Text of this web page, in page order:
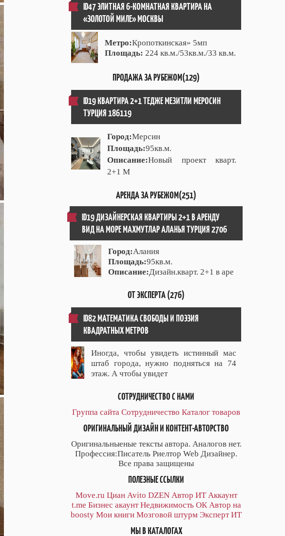
ID47 ЭЛИТНАЯ 6-КОМНАТНАЯ КВАРТИРА НА
«ЗОЛОТОЙ МИЛЕ» МОСКВЫ
Метро:Кропоткинская» 5мп
Площадь: 224 кв.м./53кв.м./33 кв.м.
ПРОДАЖА ЗА РУБЕЖОМ(129)
ID19 КВАРТИРА 2+1 ТЕДЖЕ МЕЗИТЛИ МЕРОСИН
ТУРЦИЯ 186119
Город:Мерсин
Площадь:95кв.м.
Описание:Новый проект кварт.
2+1 М
АРЕНДА ЗА РУБЕЖОМ(251)
ID19 ДИЗАЙНЕРСКАЯ КВАРТИРЫ 2+1 В АРЕНДУ
ВИД НА МОРЕ МАХМУТЛАР АЛАНЬЯ ТУРЦИЯ 2706
Город:Алания
Площадь:95кв.м.
Описание:Дизайн.кварт. 2+1 в аре
ОТ ЭКСПЕРТА (276)
ID82 МАТЕМАТИКА СВОБОДЫ И ПОЭЗИЯ
КВАДРАТНЫХ МЕТРОВ
Иногда, чтобы увидеть истинный мас
штаб города, нужно подняться на 74
этаж. А чтобы увидет
СОТРУДНИЧЕСТВО С НАМИ
Группа сайта Сотрудничество Каталог товаров
ОРИГИНАЛЬНЫЙ ДИЗАЙН И КОНТЕНТ-АВТОРСТВО
Оригинальныеные тексты автора. Аналогов нет.
Профессия:Писатель Риелтор Web Дизайнер.
Все права защищены
ПОЛЕЗНЫЕ ССЫЛКИ
Move.ru Циан Avito DZEN Автор ИТ Аккаунт
t.me Бизнес акаунт Недвижимость ОК Автор на
boosty Мои книги Мозговой штурм Эксперт ИТ
МЫ В КАТАЛОГАХ